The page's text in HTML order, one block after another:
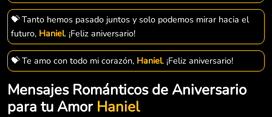
💝 Tanto hemos pasado juntos y solo podemos mirar hacia el
futuro, Haniel. ¡Feliz aniversario!
💝 Te amo con todo mi corazón, Haniel. ¡Feliz aniversario!
Mensajes Románticos de Aniversario
para tu Amor Haniel